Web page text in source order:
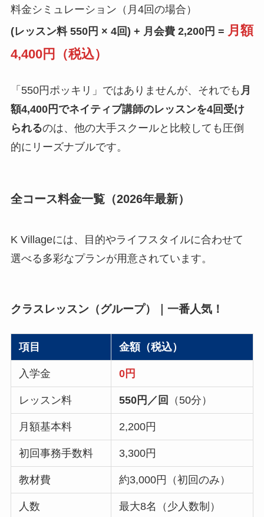
料金シミュレーション（月4回の場合）
(レッスン料 550円 × 4回) + 月会費 2,200円 = 月額
4,400円（税込）
「550円ポッキリ」ではありませんが、それでも 月
額4,400円でネイティブ講師のレッスンを4回受け
られるのは、他の大手スクールと比較しても圧倒
的にリーズナブルです。
全コース料金一覧（2026年最新）
K Villageには、目的やライフスタイルに合わせて
選べる多彩なプランが用意されています。
クラスレッスン（グループ）｜一番人気！
項目 金額（税込）
入学金 0円
レッスン料 550円／回 （50分）
月額基本料 2,200円
初回事務手数料 3,300円
教材費 約3,000円（初回のみ）
人数 最大8名（少人数制）